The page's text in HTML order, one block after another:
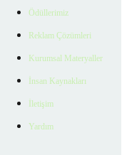
Ödüllerimiz
Reklam Çözümleri
Kurumsal Materyaller
İnsan Kaynakları
İletişim
Yardım